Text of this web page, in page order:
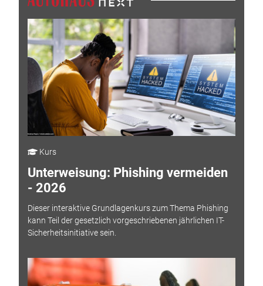
Kurs
Unterweisung: Phishing vermeiden
- 2026
Dieser interaktive Grundlagenkurs zum Thema Phishing
kann Teil der gesetzlich vorgeschriebenen jährlichen IT-
Sicherheitsinitiative sein.